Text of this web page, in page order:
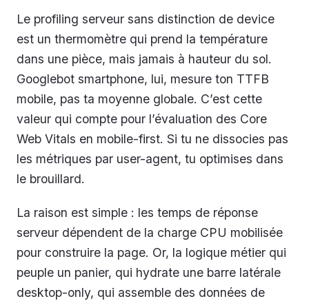
Le profiling serveur sans distinction de device
est un thermomètre qui prend la température
dans une pièce, mais jamais à hauteur du sol.
Googlebot smartphone, lui, mesure ton TTFB
mobile, pas ta moyenne globale. C’est cette
valeur qui compte pour l’évaluation des Core
Web Vitals en mobile-first. Si tu ne dissocies pas
les métriques par user-agent, tu optimises dans
le brouillard.
La raison est simple : les temps de réponse
serveur dépendent de la charge CPU mobilisée
pour construire la page. Or, la logique métier qui
peuple un panier, qui hydrate une barre latérale
desktop-only, qui assemble des données de